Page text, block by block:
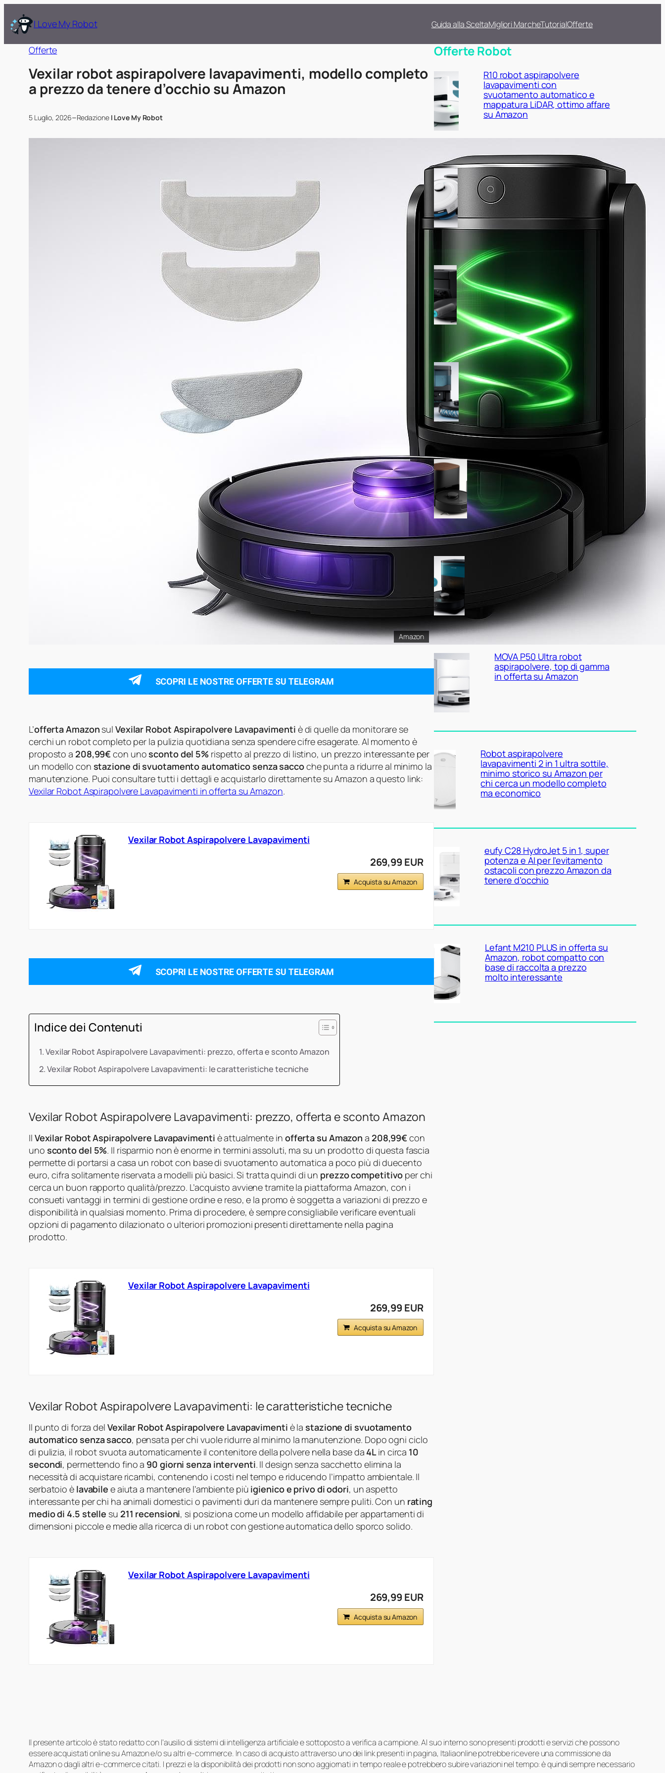
I Love My Robot Guida alla SceltaMigliori MarcheTutorialOfferte
Offerte
Vexilar robot aspirapolvere lavapavimenti, modello completo
a prezzo da tenere d’occhio su Amazon
5 Luglio, 2026–Redazione I Love My Robot
Amazon
SCOPRI LE NOSTRE OFFERTE SU TELEGRAM
L’offerta Amazon sul Vexilar Robot Aspirapolvere Lavapavimenti è di quelle da monitorare se
cerchi un robot completo per la pulizia quotidiana senza spendere cifre esagerate. Al momento è
proposto a 208,99€con unosconto del 5% rispetto al prezzo di listino, un prezzo interessante per
un modello con stazione di svuotamento automatico senza saccoche punta a ridurre al minimo la
manutenzione. Puoi consultare tutti i dettagli e acquistarlo direttamente su Amazon a questo link:
Vexilar Robot Aspirapolvere Lavapavimenti in offerta su Amazon.
Vexilar Robot Aspirapolvere Lavapavimenti
269,99 EUR
Acquista su Amazon
SCOPRI LE NOSTRE OFFERTE SU TELEGRAM
Indice dei Contenuti
Vexilar Robot Aspirapolvere Lavapavimenti: prezzo, offerta e sconto Amazon
Vexilar Robot Aspirapolvere Lavapavimenti: le caratteristiche tecniche
Vexilar Robot Aspirapolvere Lavapavimenti: prezzo, offerta e sconto Amazon
Il Vexilar Robot Aspirapolvere Lavapavimenti è attualmente in offerta su Amazon a 208,99€con
uno sconto del 5%. Il risparmio non è enorme in termini assoluti, ma su un prodotto di questa fascia
permette di portarsi a casa un robot con base di svuotamento automatica a poco più di duecento
euro, cifra solitamente riservata a modelli più basici. Si tratta quindi di un prezzo competitivo per chi
cerca un buon rapporto qualità/prezzo. L’acquisto avviene tramite la piattaforma Amazon, con i
consueti vantaggi in termini di gestione ordine e reso, e la promo è soggetta a variazioni di prezzo e
disponibilità in qualsiasi momento. Prima di procedere, è sempre consigliabile verificare eventuali
opzioni di pagamento dilazionato o ulteriori promozioni presenti direttamente nella pagina
prodotto.
Vexilar Robot Aspirapolvere Lavapavimenti
269,99 EUR
Acquista su Amazon
Vexilar Robot Aspirapolvere Lavapavimenti: le caratteristiche tecniche
Il punto di forza del Vexilar Robot Aspirapolvere Lavapavimenti è lastazione di svuotamento
automatico senza sacco, pensata per chi vuole ridurre al minimo la manutenzione. Dopo ogni ciclo
di pulizia, il robot svuota automaticamente il contenitore della polvere nella base da 4Lin circa 10
secondi, permettendo fino a 90 giorni senza interventi. Il design senza sacchetto elimina la
necessità di acquistare ricambi, contenendo i costi nel tempo e riducendo l’impatto ambientale. Il
serbatoio è lavabile e aiuta a mantenere l’ambiente più igienico e privo di odori, un aspetto
interessante per chi ha animali domestici o pavimenti duri da mantenere sempre puliti. Con un rating
medio di 4.5 stelle su 211 recensioni, si posiziona come un modello affidabile per appartamenti di
dimensioni piccole e medie alla ricerca di un robot con gestione automatica dello sporco solido.
Vexilar Robot Aspirapolvere Lavapavimenti
269,99 EUR
Acquista su Amazon
Offerte Robot
R10 robot aspirapolvere
lavapavimenti con
svuotamento automatico e
mappatura LiDAR, ottimo affare
su Amazon
Lefant M2 Plus con stazione di
raccolta automatica: robot
aspirapolvere lavapavimenti 2 in
1 da prendere ora su Amazon
Lefant M5 MAX, robot
aspirapolvere lavapavimenti
con rullo riscaldato e base
autopulente: occasione da
cogliere su Amazon
Lefant M210 PRO OMNI, robot
aspirapolvere lavapavimenti
completo con base
multifunzione in offerta su
Amazon
SwitchBot K11+ robot
aspirapolvere e
lavapavimenti, minimo
storico su Amazon
Cecotec Conga X50 X-Treme,
robot con base autovuotante
a prezzo super su Amazon
MOVA P50 Ultra robot
aspirapolvere, top di gamma
in offerta su Amazon
Robot aspirapolvere
lavapavimenti 2 in 1 ultra sottile,
minimo storico su Amazon per
chi cerca un modello completo
ma economico
eufy C28 HydroJet 5 in 1, super
potenza e AI per l’evitamento
ostacoli con prezzo Amazon da
tenere d’occhio
Lefant M210 PLUS in offerta su
Amazon, robot compatto con
base di raccolta a prezzo
molto interessante
Il presente articolo è stato redatto con l’ausilio di sistemi di intelligenza artificiale e sottoposto a verifica a campione. Al suo interno sono presenti prodotti e servizi che possono
essere acquistati online su Amazon e/o su altri e-commerce. In caso di acquisto attraverso uno dei link presenti in pagina, Italiaonline potrebbe ricevere una commissione da
Amazon o dagli altri e-commerce citati. I prezzi e la disponibilità dei prodotti non sono aggiornati in tempo reale e potrebbero subire variazioni nel tempo: è quindi sempre necessario